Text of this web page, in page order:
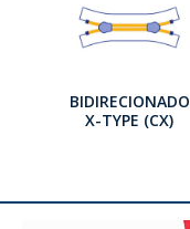
BIDIRECIONADO
X-TYPE (CX)